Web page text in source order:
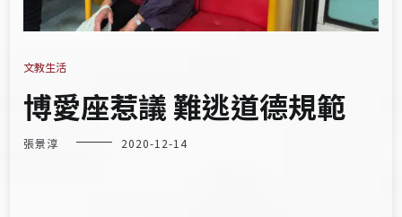
文教生活
博愛座惹議 難逃道德規範
張景淳 2020-12-14